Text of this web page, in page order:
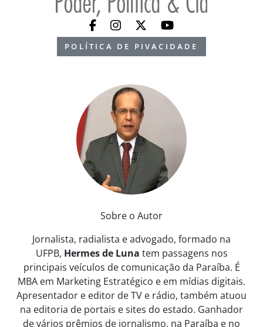
POLÍTICA DE PIVACIDADE
Sobre o Autor
Jornalista, radialista e advogado, formado na
UFPB, Hermes de Luna tem passagens nos
principais veículos de comunicação da Paraíba. É
MBA em Marketing Estratégico e em mídias digitais.
Apresentador e editor de TV e rádio, também atuou
na editoria de portais e sites do estado. Ganhador
de vários prêmios de jornalismo, na Paraíba e no